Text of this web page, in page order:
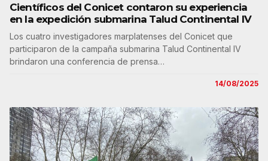
Científicos del Conicet contaron su experiencia
en la expedición submarina Talud Continental IV
Los cuatro investigadores marplatenses del Conicet que
participaron de la campaña submarina Talud Continental IV
brindaron una conferencia de prensa…
14/08/2025